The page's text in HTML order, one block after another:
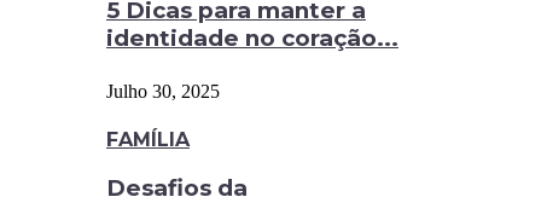
5 Dicas para manter a
identidade no coração...
Julho 30, 2025
FAMÍLIA
Desafios da